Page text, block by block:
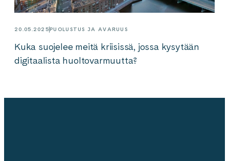
20.05.2025PUOLUSTUS JA AVARUUS
Kuka suojelee meitä kriisissä, jossa kysytään
digitaalista huoltovarmuutta?